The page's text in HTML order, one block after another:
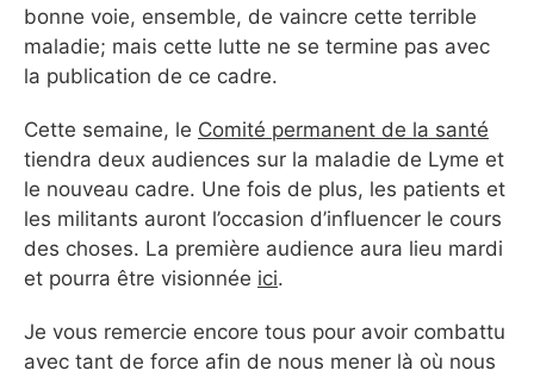
bonne voie, ensemble, de vaincre cette terrible
maladie; mais cette lutte ne se termine pas avec
la publication de ce cadre.
Cette semaine, le Comité permanent de la santé
tiendra deux audiences sur la maladie de Lyme et
le nouveau cadre. Une fois de plus, les patients et
les militants auront l’occasion d’influencer le cours
des choses. La première audience aura lieu mardi
et pourra être visionnée ici.
Je vous remercie encore tous pour avoir combattu
avec tant de force afin de nous mener là où nous